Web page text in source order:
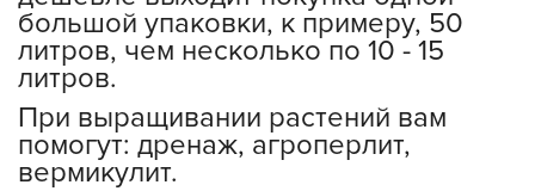
большой упаковки, к примеру, 50
литров, чем несколько по 10 - 15
литров.
При выращивании растений вам
помогут: дренаж, агроперлит,
вермикулит.